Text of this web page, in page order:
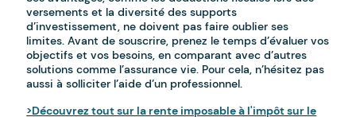
versements et la diversité des supports
d’investissement, ne doivent pas faire oublier ses
limites. Avant de souscrire, prenez le temps d’évaluer vos
objectifs et vos besoins, en comparant avec d’autres
solutions comme l’assurance vie. Pour cela, n’hésitez pas
aussi à solliciter l’aide d’un professionnel.
>Découvrez tout sur la rente imposable à l'impôt sur le